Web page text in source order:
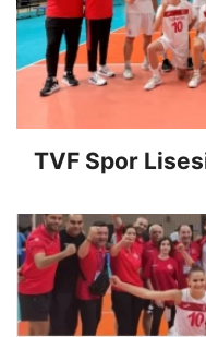
TVF Spor